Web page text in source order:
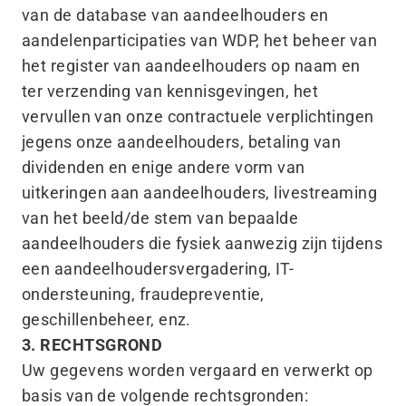
van de database van aandeelhouders en
aandelenparticipaties van WDP, het beheer van
het register van aandeelhouders op naam en
ter verzending van kennisgevingen, het
vervullen van onze contractuele verplichtingen
jegens onze aandeelhouders, betaling van
dividenden en enige andere vorm van
uitkeringen aan aandeelhouders, livestreaming
van het beeld/​de stem van bepaalde
aandeelhouders die fysiek aanwezig zijn tijdens
een aandeelhoudersvergadering, IT-
ondersteuning, fraudepreventie,
geschillenbeheer, enz.
3. RECHTSGROND
Uw gegevens worden vergaard en verwerkt op
basis van de volgende rechtsgronden: